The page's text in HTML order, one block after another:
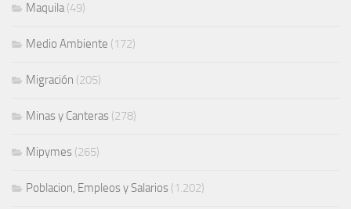
Maquila(49)
Medio Ambiente (172)
Migración (205)
Minas y Canteras (278)
Mipymes (265)
Poblacion, Empleos y Salarios (1.202)